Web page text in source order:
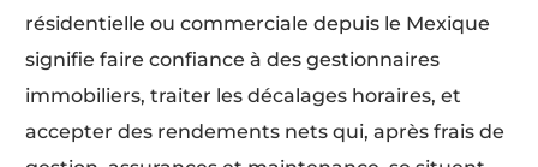
résidentielle ou commerciale depuis le Mexique
signifie faire confiance à des gestionnaires
immobiliers, traiter les décalages horaires, et
accepter des rendements nets qui, après frais de